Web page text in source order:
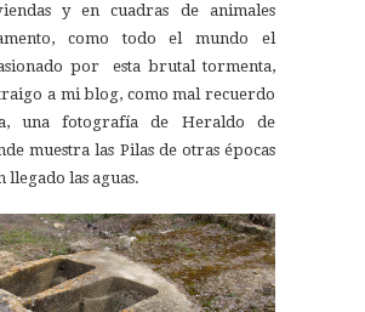
y en cuadras de animales
como todo el mundo el
por esta brutal tormenta,
a mi blog, como mal recuerdo
una fotografía de Heraldo de
muestra las Pilas de otras épocas
llegado las aguas.